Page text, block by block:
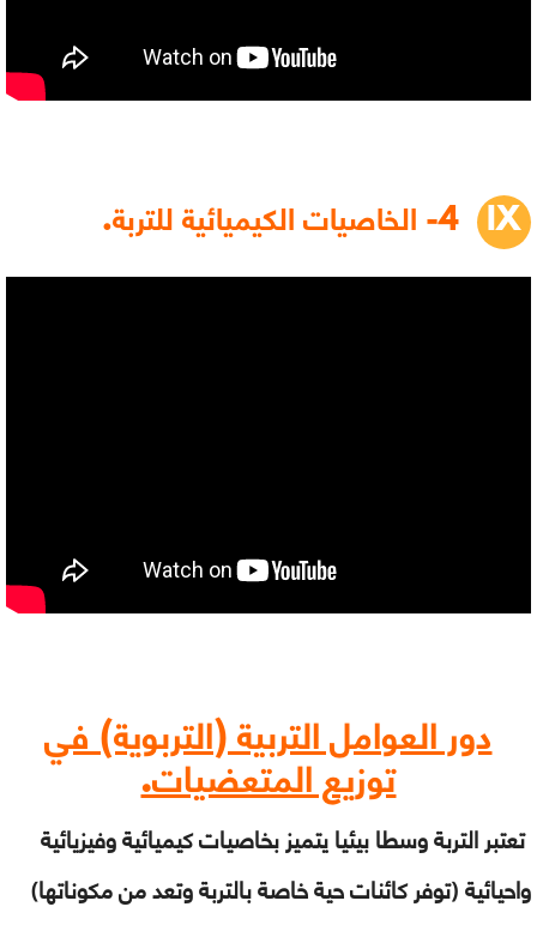
4- الخاصيات الكيميائية للتربة.
دور العوامل التربية (التربوية) في
توزيع المتعضيات.
تعتبر التربة وسطا بيئيا يتميز بخاصيات كيميائية وفيزيائية
واحيائية (توفر كائنات حية خاصة بالتربة وتعد من مكوناتها)